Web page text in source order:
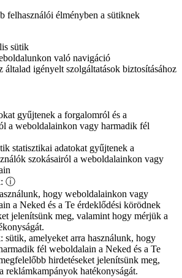
felhasználói élményben a sütiknek
sütik
való navigáció
általad igényelt szolgáltatások biztosításához
gyűjtenek a forgalomról és a
a weboldalainkon vagy harmadik fél
statisztikai adatokat gyűjtenek a
szokásairól a weboldalainkon vagy
ⓘ
hogy weboldalainkon vagy
a Neked és a Te érdeklődési körödnek
jelenítsünk meg, valamint hogy mérjük a
sütik, amelyeket arra használunk, hogy
fél weboldalain a Neked és a Te
hirdetéseket jelenítsünk meg,
reklámkampányok hatékonyságát.